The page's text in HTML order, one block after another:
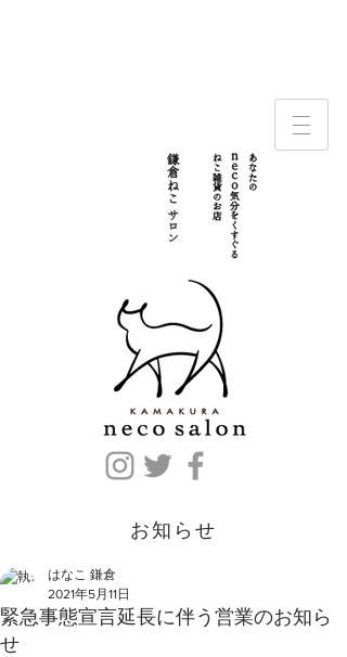
お知らせ
緊急事態宣言延長に伴う営業のお知ら
せ
はなこ 鎌倉
2021年5月11日